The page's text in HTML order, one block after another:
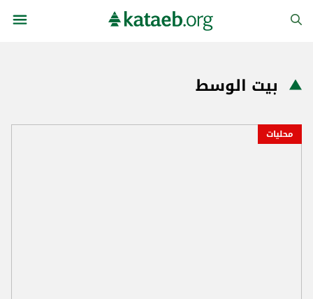
بيت الوسط
محليات